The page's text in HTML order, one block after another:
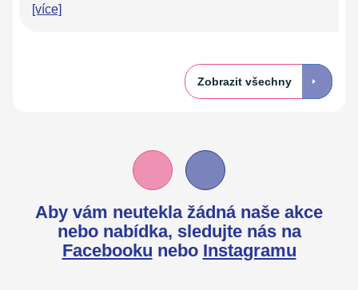
[více]
Zobrazit všechny
Aby vám neutekla žádná naše akce
nebo nabídka, sledujte nás na
Facebooku nebo Instagramu